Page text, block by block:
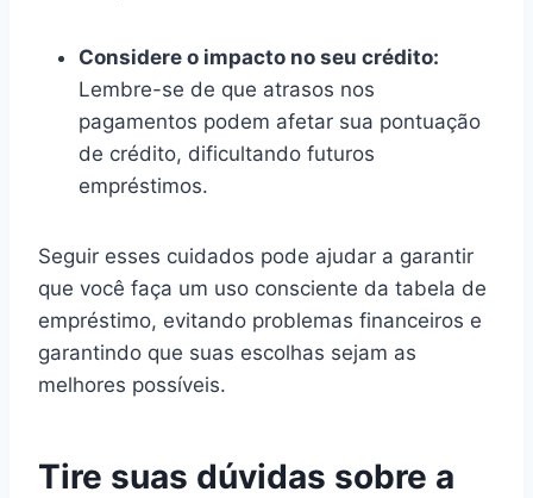
Considere o impacto no seu crédito:
Lembre-se de que atrasos nos
pagamentos podem afetar sua pontuação
de crédito, dificultando futuros
empréstimos.
Seguir esses cuidados pode ajudar a garantir
que você faça um uso consciente da tabela de
empréstimo, evitando problemas financeiros e
garantindo que suas escolhas sejam as
melhores possíveis.
Tire suas dúvidas sobre a